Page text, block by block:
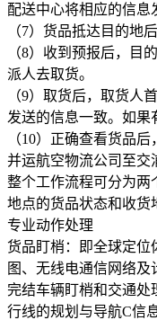
配送中心将相应的信息
（7）货品抵达目的地
（8）收到预报后，目
派人去取货。
（9）取货后，取货人
发送的信息一致。如果
（10）正确查看货品
并运航空物流公司至交
整个工作流程可分为两
地点的货品状态和收货
专业动作处理
货品盯梢：即全球定位
图、无线电通信网络
完结车辆盯梢和交通
行线的规划与导航C信